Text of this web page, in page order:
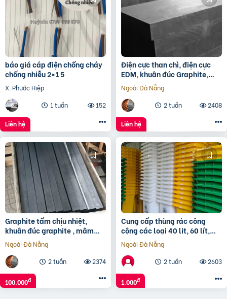
báo giá cáp điện chống cháy
chống nhiễu 2×1 5
X. Phước Hiệp
1 tuần
152
Liên hệ
Điện cực than chì, điện cực
EDM, khuân đúc Graphite,
gioăng Graphite,
Ngoài Đà Nẵng
2 tuần
2408
Liên hệ
Graphite tấm chịu nhiệt,
khuân đúc graphite , mâm
khuấy, trục khuấy Graphite
cho bể mạ
Ngoài Đà Nẵng
2 tuần
2374
100.000đ
Cung cấp thùng rác công
cộng các loại 40 lit, 60 lít,
120 lít, 240 lít, 660 lít
0911041000
Ngoài Đà Nẵng
2 tuần
2603
1.000đ